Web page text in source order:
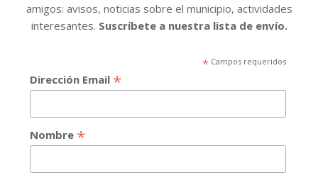
amigos: avisos, noticias sobre el municipio, actividades
interesantes. Suscríbete a nuestra lista de envío.
*Campos requeridos
Dirección Email *
Nombre *